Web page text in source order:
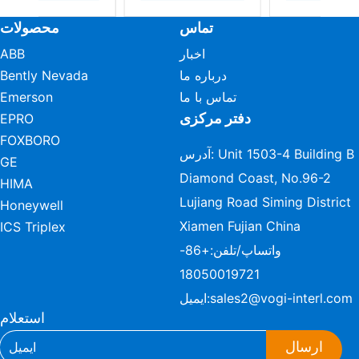
محصولات
ABB
Bently Nevada
Emerson
EPRO
FOXBORO
GE
HIMA
Honeywell
ICS Triplex
تماس
اخبار
درباره ما
تماس با ما
دفتر مرکزی
آدرس: Unit 1503-4 Building B
Diamond Coast, No.96-2
Lujiang Road Siming District
Xiamen Fujian China
واتساپ/تلفن:
+86-
18050019721
ایمیل:sales2@vogi-interl.com
استعلام
ارسال